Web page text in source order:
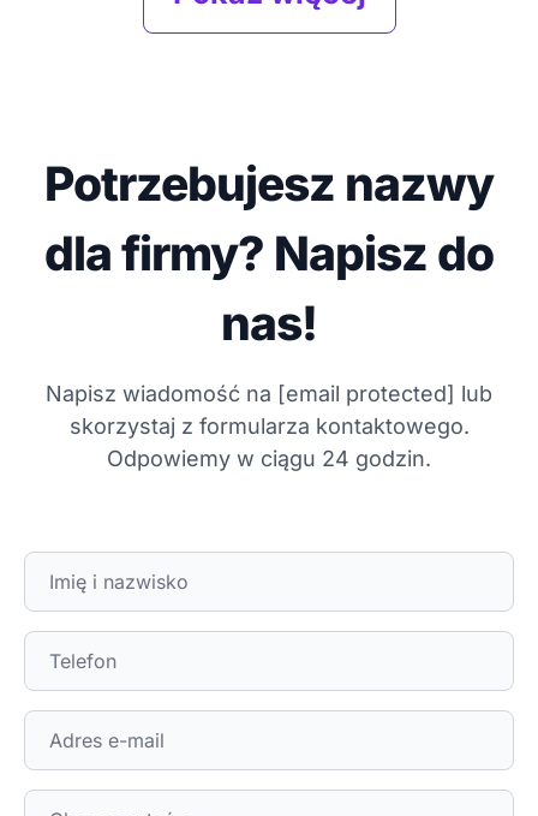
Potrzebujesz nazwy
dla firmy? Napisz do
nas!
Napisz wiadomość na [email protected] lub
skorzystaj z formularza kontaktowego.
Odpowiemy w ciągu 24 godzin.